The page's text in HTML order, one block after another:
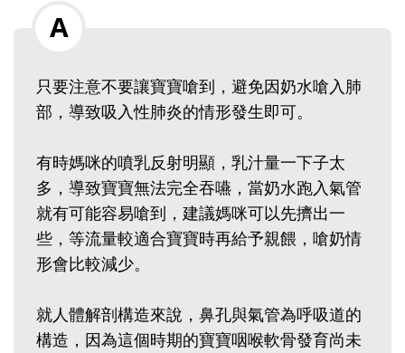
只要注意不要讓寶寶嗆到，避免因奶水嗆入肺
部，導致吸入性肺炎的情形發生即可。
有時媽咪的噴乳反射明顯，乳汁量一下子太
多，導致寶寶無法完全吞嚥，當奶水跑入氣管
就有可能容易嗆到，建議媽咪可以先擠出一
些，等流量較適合寶寶時再給予親餵，嗆奶情
形會比較減少。
就人體解剖構造來說，鼻孔與氣管為呼吸道的
構造，因為這個時期的寶寶咽喉軟骨發育尚未